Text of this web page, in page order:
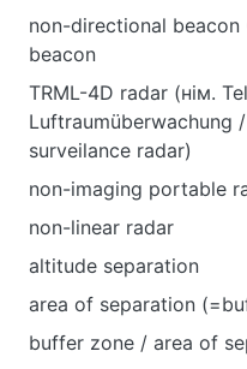
non-directional
beacon
TRML-4D radar (нім.
Luftraumüberwachung
surveilance radar)
non-imaging portable
non-linear radar
altitude separation
area of separation
buffer zone / area of